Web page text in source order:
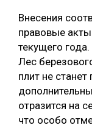
Внесения
правовые
текущего
Лес
плит не
отразится на
что особо